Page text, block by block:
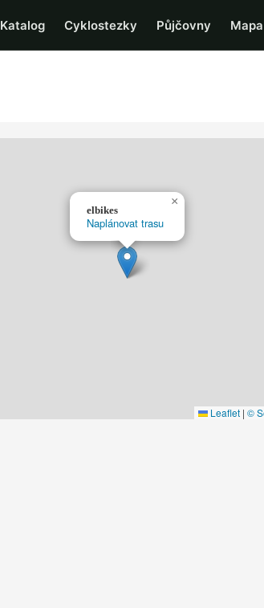
Katalog Cyklostezky Půjčovny
elbikes
Naplánovat trasu
×
Leaflet | ©